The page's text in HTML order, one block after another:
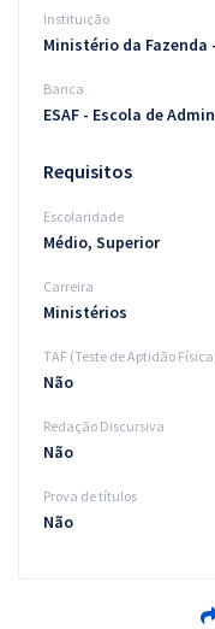
Instituição
Ministério da
Banca
ESAF - Escola de
Requisitos
Escolaridade
Médio, Superior
Carreira
Ministérios
TAF (Teste de Aptidão
Não
Redação Discursiva
Não
Prova de títulos
Não